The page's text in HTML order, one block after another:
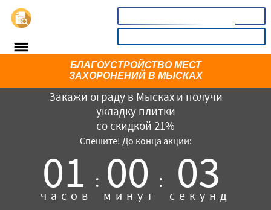
Закажи ограду в Мысках и получи
укладку плитки
со скидкой 21%
Спешите! До конца акции:
01 :
часов 00 :
минут 03
секунд
БЛАГОУCТРОЙСТВО МЕСТ
ЗАХОРОНЕНИЙ В МЫСКАХ
×